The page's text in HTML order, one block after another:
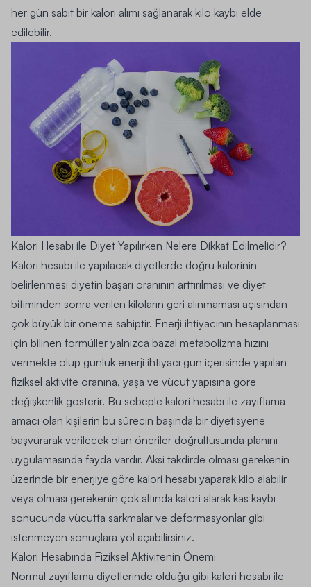
her gün sabit bir kalori alımı sağlanarak kilo kaybı elde
edilebilir.
Kalori Hesabı ile Diyet Yapılırken Nelere Dikkat Edilmelidir?
Kalori hesabı ile yapılacak diyetlerde doğru kalorinin
belirlenmesi diyetin başarı oranının arttırılması ve diyet
bitiminden sonra verilen kiloların geri alınmaması açısından
çok büyük bir öneme sahiptir. Enerji ihtiyacının hesaplanması
için bilinen formüller yalnızca bazal metabolizma hızını
vermekte olup günlük enerji ihtiyacı gün içerisinde yapılan
fiziksel aktivite oranına, yaşa ve vücut yapısına göre
değişkenlik gösterir. Bu sebeple kalori hesabı ile zayıflama
amacı olan kişilerin bu sürecin başında bir diyetisyene
başvurarak verilecek olan öneriler doğrultusunda planını
uygulamasında fayda vardır. Aksi takdirde olması gerekenin
üzerinde bir enerjiye göre kalori hesabı yaparak kilo alabilir
veya olması gerekenin çok altında kalori alarak kas kaybı
sonucunda vücutta sarkmalar ve deformasyonlar gibi
istenmeyen sonuçlara yol açabilirsiniz.
Kalori Hesabında Fiziksel Aktivitenin Önemi
Normal zayıflama diyetlerinde olduğu gibi kalori hesabı ile